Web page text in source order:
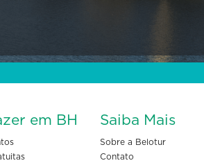
em BH Saiba Mais
Sobre a Belotur
Contato